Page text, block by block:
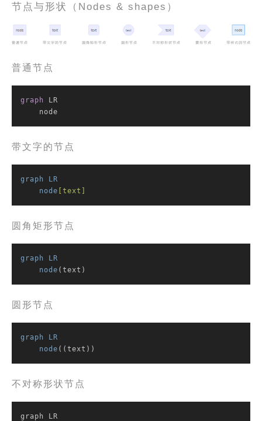
节点与形状（Nodes & shapes）
普通节点
graph
LR
    node
带文字的节点
graph
LR
node [text]
圆角矩形节点
graph
LR
node (text)
圆形节点
graph
LR
node ((text))
不对称形状节点
graph LR